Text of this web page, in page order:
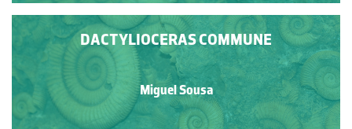
DACTYLIOCERAS COMMUNE
Miguel Sousa